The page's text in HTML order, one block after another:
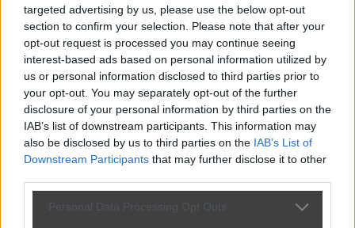
targeted advertising by us, please use the below opt-out
section to confirm your selection. Please note that after your
opt-out request is processed you may continue seeing
interest-based ads based on personal information utilized by
us or personal information disclosed to third parties prior to
your opt-out. You may separately opt-out of the further
disclosure of your personal information by third parties on the
IAB’s list of downstream participants. This information may
also be disclosed by us to third parties on the IAB’s List of
Downstream Participants that may further disclose it to other
Personal Data Processing Opt Outs